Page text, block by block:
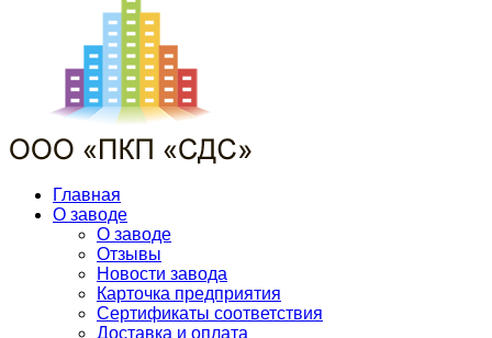
Главная
О заводе
О заводе
Отзывы
Новости завода
Карточка предприятия
Сертификаты соответствия
Доставка и оплата